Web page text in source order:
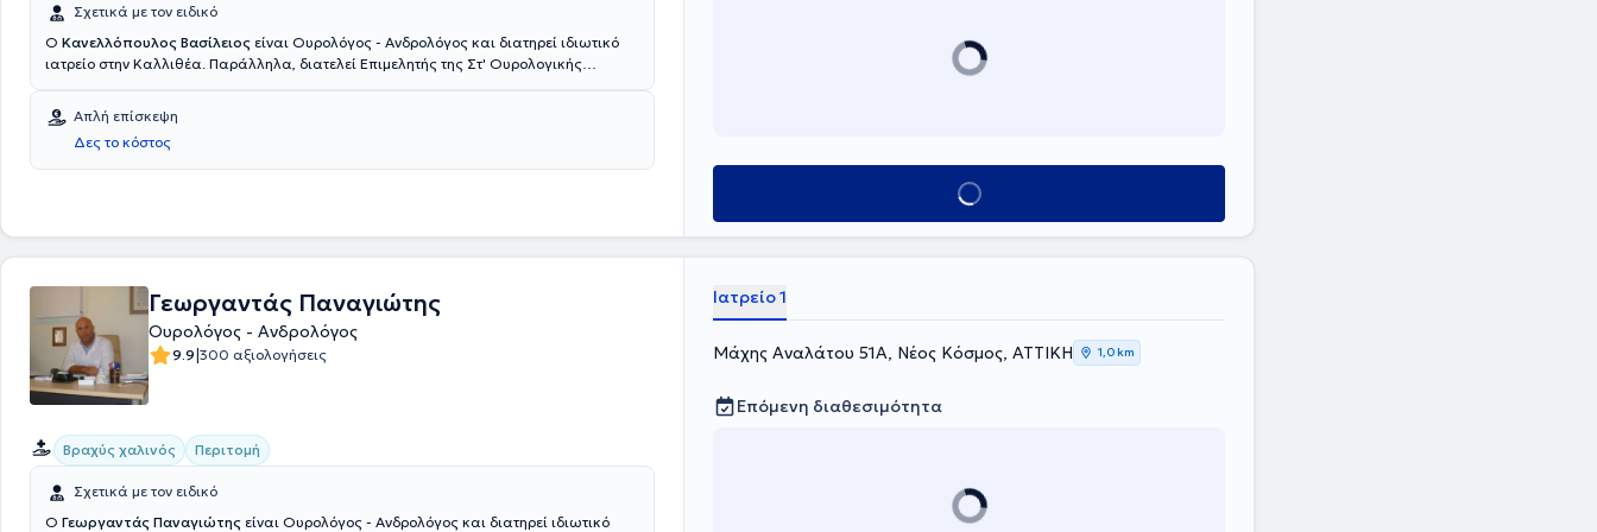
Σχετικά με τον ειδικό
Ο Κανελλόπουλος Βασίλειος είναι Ουρολόγος - Ανδρολόγος και διατηρεί ιδιωτικό
ιατρείο στην Καλλιθέα. Παράλληλα, διατελεί Επιμελητής της Στ' Ουρολογικής
Βάρνας και ειδικεύτηκε στο Αντικαρκινικό Νοσοκομείο Θεσσαλονίκης "Θεαγένειο"
και στο Γενικό Νοσοκομείο Αθηνών "Ιπποκράτειο". Επιπλέον, ο γιατρός είναι
πιστοποιημένος στη χρήση υπερήχων. Διαθέτει πολυετή εμπειρία και έχει εργαστεί
για τρία χρόνια ως Επικουρικός Επιμελητής στο Γενικό Νοσοκομείο Αθηνών "Ερυθρός
Απλή επίσκεψη
Δες το κόστος
Κλείσε ραντεβού
Γεωργαντάς Παναγιώτης
Ουρολόγος - Ανδρολόγος
9.9|300 αξιολογήσεις
Βραχύς χαλινός Περιτομή
Σχετικά με τον ειδικό
Ο Γεωργαντάς Παναγιώτης είναι Ουρολόγος - Ανδρολόγος και διατηρεί ιδιωτικό
Ιατρείο 1
Μάχης Αναλάτου 51Α, Νέος Κόσμος, ΑΤΤΙΚΗ 1,0 km
Επόμενη διαθεσιμότητα